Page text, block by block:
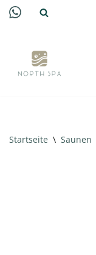
springen
Startseite \ Saunen